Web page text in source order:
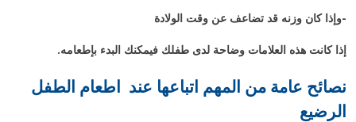
-وإذا كان وزنه قد تضاعف عن وقت الولادة
إذا كانت هذه العلامات وضاحة لدى طفلك فيمكنك البدء بإطعامه.
نصائح عامة من المهم اتباعها عند اطعام الطفل
الرضيع